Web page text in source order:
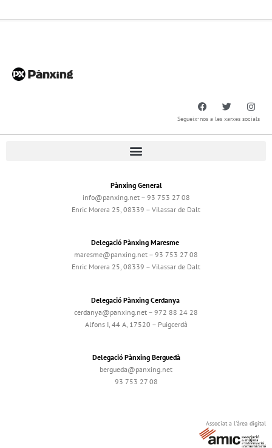
Segueix-nos a les xarxes socials
Pànxing General
info@panxing.net – 93 753 27 08
Enric Morera 25, 08339 – Vilassar de Dalt
Delegació Pànxing Maresme
maresme@panxing.net – 93 753 27 08
Enric Morera 25, 08339 – Vilassar de Dalt
Delegació Pànxing Cerdanya
cerdanya@panxing.net – 972 88 24 28
Alfons I, 44 A, 17520 – Puigcerdà
Delegació Pànxing Berguedà
bergueda@panxing.net
93 753 27 08
Associat a l'àrea digital